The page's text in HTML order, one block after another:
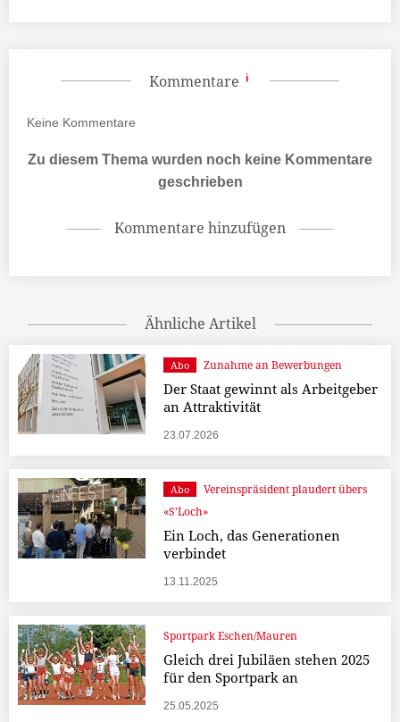
Kommentare
Keine Kommentare
Zu diesem Thema wurden noch keine Kommentare
geschrieben
Kommentare hinzufügen
Ähnliche Artikel
Abo Zunahme an Bewerbungen
Der Staat gewinnt als Arbeitgeber
an Attraktivität
23.07.2026
Abo
Vereinspräsident plaudert übers
«S'Loch»
Ein Loch, das Generationen
verbindet
13.11.2025
Sportpark Eschen/Mauren
Gleich drei Jubiläen stehen 2025
für den Sportpark an
25.05.2025